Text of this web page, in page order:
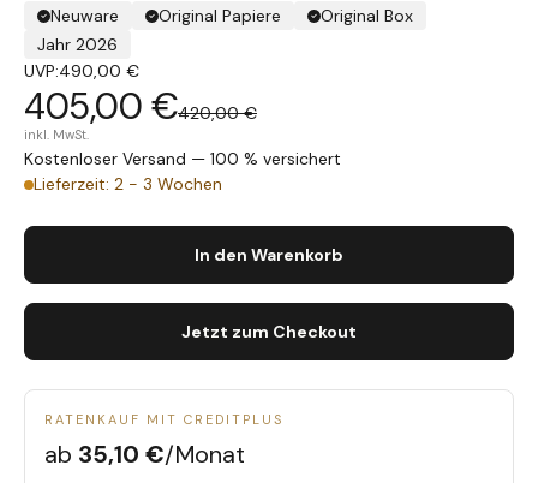
Neuware
Original Papiere
Original Box
Jahr 2026
UVP:490,00 €
405,00 €420,00 €
inkl. MwSt.
Kostenloser Versand — 100 % versichert
Lieferzeit: 2 - 3 Wochen
In den Warenkorb
Jetzt zum Checkout
RATENKAUF MIT CREDITPLUS
ab 35,10 €/Monat